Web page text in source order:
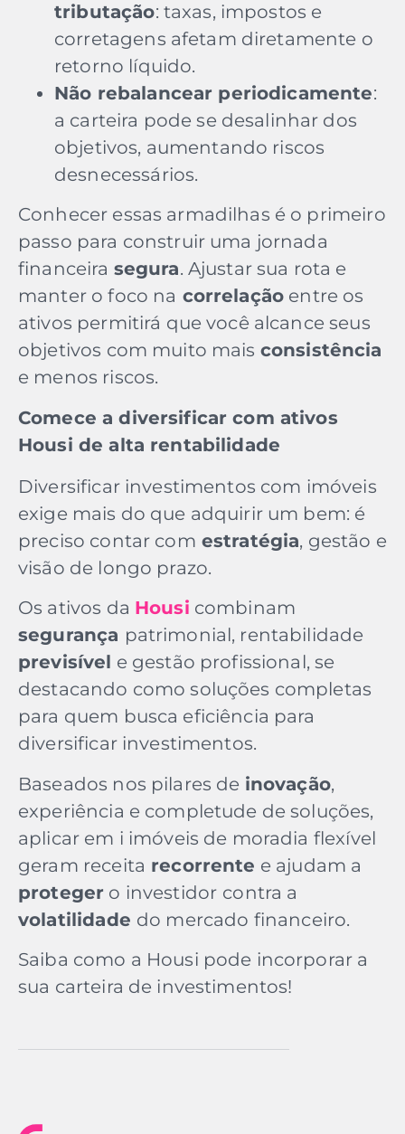
tributação: taxas, impostos e
corretagens afetam diretamente o
retorno líquido.
Não rebalancear periodicamente:
a carteira pode se desalinhar dos
objetivos, aumentando riscos
desnecessários.
Conhecer essas armadilhas é o primeiro
passo para construir uma jornada
financeira segura. Ajustar sua rota e
manter o foco na correlação entre os
ativos permitirá que você alcance seus
objetivos com muito mais consistência
e menos riscos.
Comece a diversificar com ativos
Housi de alta rentabilidade
Diversificar investimentos com imóveis
exige mais do que adquirir um bem: é
preciso contar com estratégia, gestão e
visão de longo prazo.
Os ativos da Housi combinam
segurança patrimonial, rentabilidade
previsível e gestão profissional, se
destacando como soluções completas
para quem busca eficiência para
diversificar investimentos.
Baseados nos pilares de inovação,
experiência e completude de soluções,
aplicar em i imóveis de moradia flexível
geram receita recorrente e ajudam a
proteger o investidor contra a
volatilidade do mercado financeiro.
Saiba como a Housi pode incorporar a
sua carteira de investimentos!